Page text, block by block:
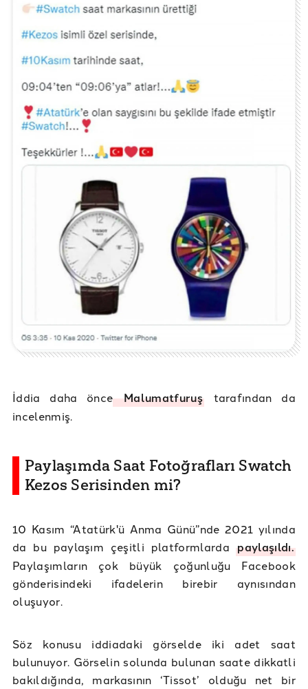
İddia daha önceMalumatfuruştarafından da
incelenmiş.
Paylaşımda Saat Fotoğrafları Swatch
Kezos Serisinden mi?
10 Kasım “Atatürk'ü Anma Günü”nde 2021 yılında
da bu paylaşım çeşitli platformlardapaylaşıldı.
Paylaşımların çok büyük çoğunluğu Facebook
gönderisindeki ifadelerin birebir aynısından
oluşuyor.
Söz konusu iddiadaki görselde iki adet saat
bulunuyor. Görselin solunda bulunan saate dikkatli
bakıldığında, markasının ‘Tissot’ olduğu net bir